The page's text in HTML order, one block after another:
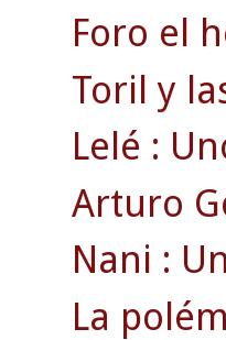
Foro el
Toril y
Lelé :
Arturo
Nani :
La